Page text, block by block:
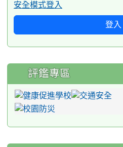
安全模式登入
登入
評鑑專區